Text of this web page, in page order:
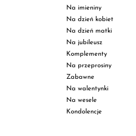
Na imieniny
Na dzień kobiet
Na dzień matki
Na jubileusz
Komplementy
Na przeprosiny
Zabawne
Na walentynki
Na wesele
Kondolencje